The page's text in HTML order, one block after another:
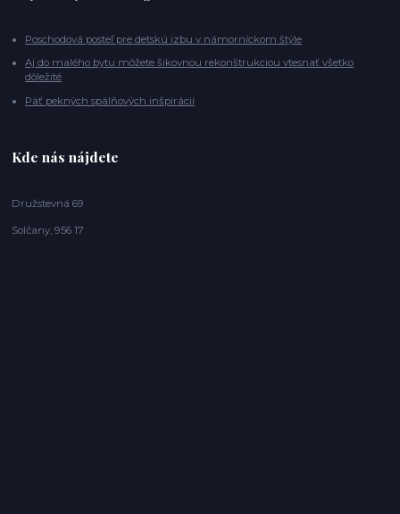
Poschodová posteľ pre detskú izbu v námorníckom štýle
Aj do malého bytu môžete šikovnou rekonštrukciou vtesnať všetko
dôležité
Päť pekných spálňových inšpirácií
Kde nás nájdete
Družstevná 69
Solčany, 956 17